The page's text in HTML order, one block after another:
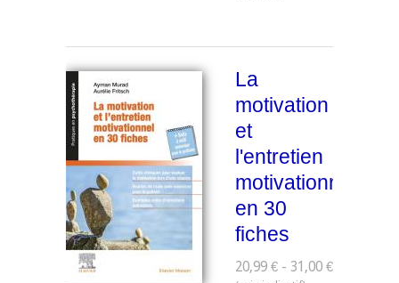
La
motivation
et
l'entretien
motivationnel
en 30
fiches
20,99 € - 31,00 €